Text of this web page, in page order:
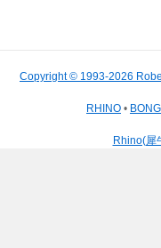
Copyright © 1993-2026
RHINO •
Rhino(犀